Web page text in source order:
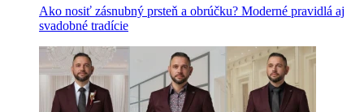
Ako nosiť zásnubný prsteň a obrúčku? Moderné pravidlá aj
svadobné tradície